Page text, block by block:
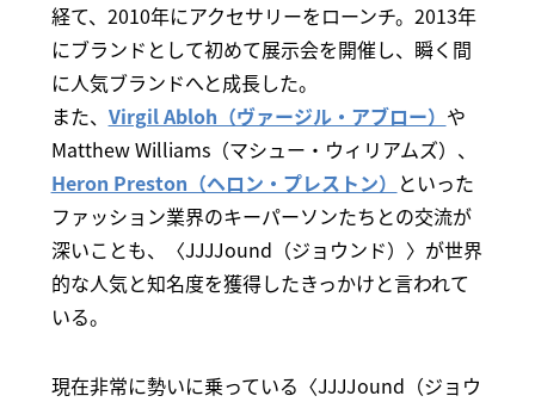
経て、2010年にアクセサリーをローンチ。2013年
にブランドとして初めて展示会を開催し、瞬く間
に人気ブランドへと成長した。
また、 Virgil Abloh（ヴァージル・アブロー） や
Matthew Williams（マシュー・ウィリアムズ）、
Heron Preston（ヘロン・プレストン） といった
ファッション業界のキーパーソンたちとの交流が
深いことも、〈JJJJound（ジョウンド）〉が世界
的な人気と知名度を獲得したきっかけと言われて
いる。
現在非常に勢いに乗っている〈JJJJound（ジョウ